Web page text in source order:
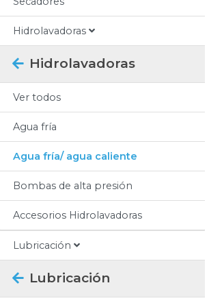
Hidrolavadoras
Hidrolavadoras
Ver todos
Agua fría
Agua fría/ agua caliente
Bombas de alta presión
Accesorios Hidrolavadoras
Lubricación
Lubricación